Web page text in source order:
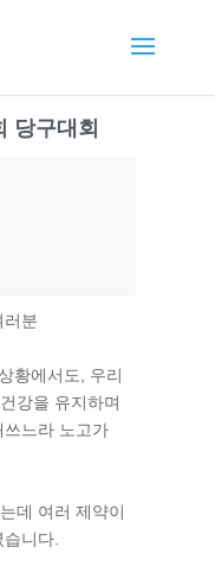
당구대회
러분
황에서도, 우리
강을 유지하며
느라 노고가
데 여러 제약이
니다.